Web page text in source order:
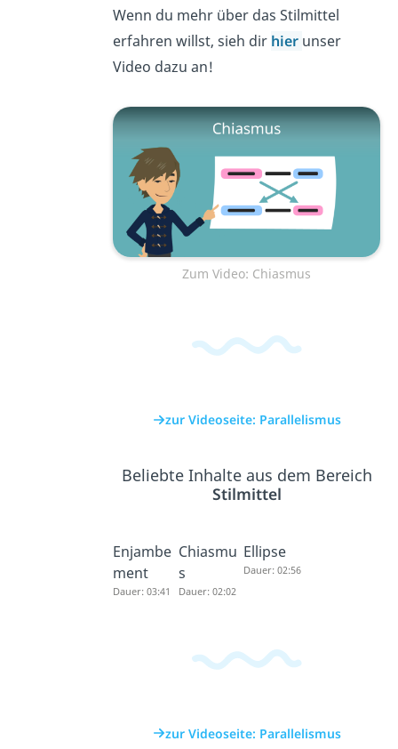
Wenn du mehr über das Stilmittel
erfahren willst, sieh dir hier unser
Video dazu an!
Zum Video: Chiasmus
zur Videoseite: Parallelismus
Beliebte Inhalte aus dem Bereich
Stilmittel
Enjambe
ment
Dauer: 03:41
Chiasmu
s
Dauer: 02:02
Ellipse
Dauer: 02:56
zur Videoseite: Parallelismus